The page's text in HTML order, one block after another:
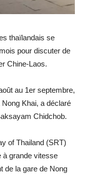
thaïlandais se
pour discuter de
Chine-Laos.
au 1er septembre,
Khai, a déclaré
Chidchob.
of Thailand (SRT)
à grande vitesse
de la gare de Nong